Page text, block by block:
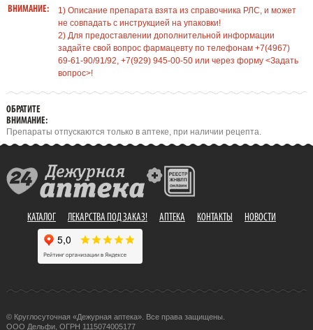
ВНИМАНИЕ:
1) Описание препарата взята из справочника РЛС, и может
не совпадать с инструкцией на упаковки!
2) Для предоставлении дополнительной информации
задайте свой вопрос фармацевту по телефонам +7(4967)
69-61-90/91/92, +7(929) 945-00-50 или через форму <Задать
вопрос>!
ОБРАТИТЕ
ВНИМАНИЕ:
Препараты отпускаются только в аптеке, при наличии рецепта.
КАТАЛОГ ЛЕКАРСТВА ПОД ЗАКАЗ! АПТЕКА КОНТАКТЫ НОВОСТИ
© Круглосуточная «Дежурная аптека». Все права защищены.
ООО Дельфи, ОГРН 1115074005177